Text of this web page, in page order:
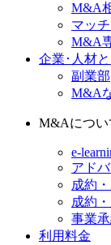
M&A
マッ
M&A
企業･人材
副業部
M&A
M&Aについ
e-
アド
成約
成約
事業
利用料金